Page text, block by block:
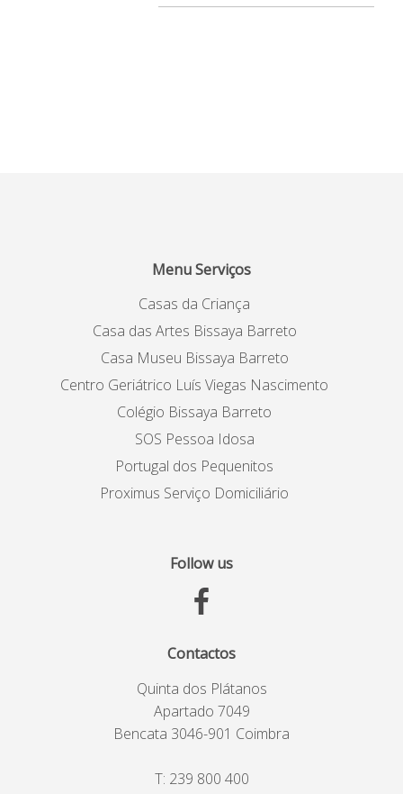
Menu Serviços
Casas da Criança
Casa das Artes Bissaya Barreto
Casa Museu Bissaya Barreto
Centro Geriátrico Luís Viegas Nascimento
Colégio Bissaya Barreto
SOS Pessoa Idosa
Portugal dos Pequenitos
Proximus Serviço Domiciliário
Follow us
Contactos
Quinta dos Plátanos
Apartado 7049
Bencata 3046-901 Coimbra
T: 239 800 400